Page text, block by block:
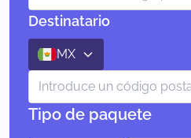
Destinatario
MX
Tipo de paquete